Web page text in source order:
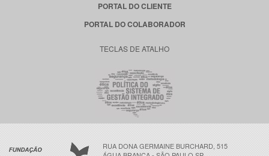
PORTAL DO CLIENTE
PORTAL DO COLABORADOR
TECLAS DE ATALHO
RUA DONA GERMAINE BURCHARD, 515